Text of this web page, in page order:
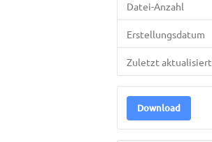
Datei-Anzahl
Erstellungsdatum
Zuletzt aktualisiert
Download